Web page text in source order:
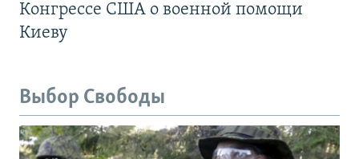
Конгрессе США о военной помощи
Киеву
Выбор Свободы